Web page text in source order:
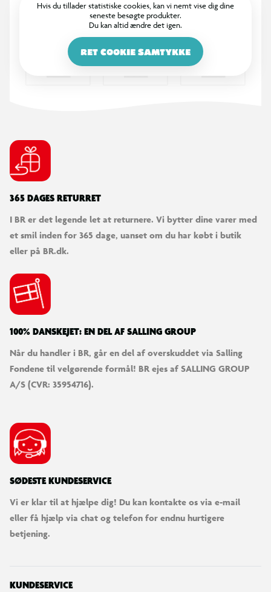
Hvis du tillader statistiske cookies, kan vi nemt vise dig dine
seneste besøgte produkter.
Du kan altid ændre det igen.
RET COOKIE SAMTYKKE
365 DAGES RETURRET
I BR er det legende let at returnere. Vi bytter dine varer med
et smil inden for 365 dage, uanset om du har købt i butik
eller på BR.dk.
100% DANSKEJET: EN DEL AF SALLING GROUP
Når du handler i BR, går en del af overskuddet via Salling
Fondene til velgørende formål! BR ejes af SALLING GROUP
A/S (CVR: 35954716).
SØDESTE KUNDESERVICE
Vi er klar til at hjælpe dig! Du kan kontakte os via e-mail
eller få hjælp via chat og telefon for endnu hurtigere
betjening.
KUNDESERVICE